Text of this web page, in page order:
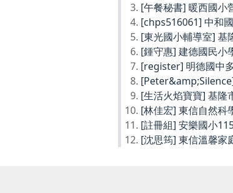
[午餐秘書] 暖西國小
[chps516061] 中和
[東光國小輔導室] 基
[鍾守惠] 建德國民小
[register] 明德國中
[生活火焰寶寶] 基隆
[林佳宏] 東信自然科
[註冊組] 安樂國小
[沈思筠] 東信溫馨家